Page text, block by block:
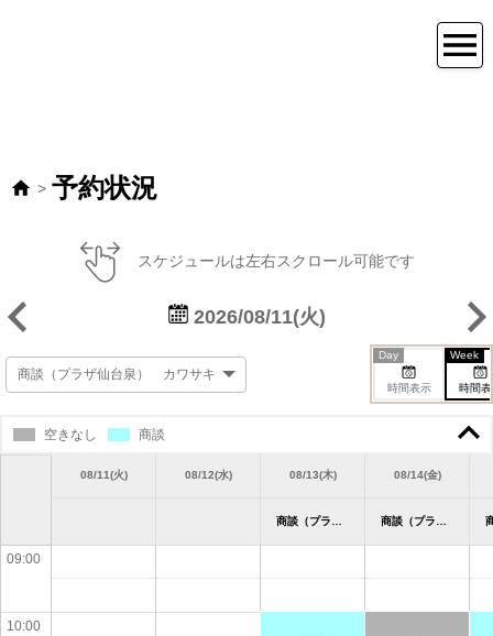
> 予約状況
スケジュールは左右スクロール可能です
2026/08/11(火)
時間表示
Day
時間
Week
空きなし 商談
09:00
10:00
08/11(火) 08/12(水) 08/13(木) 08/14(金)
商談（プラザ仙台泉） カワサキ プラザ仙台泉 商談（プラザ仙台泉） カワサキ プラザ仙台泉